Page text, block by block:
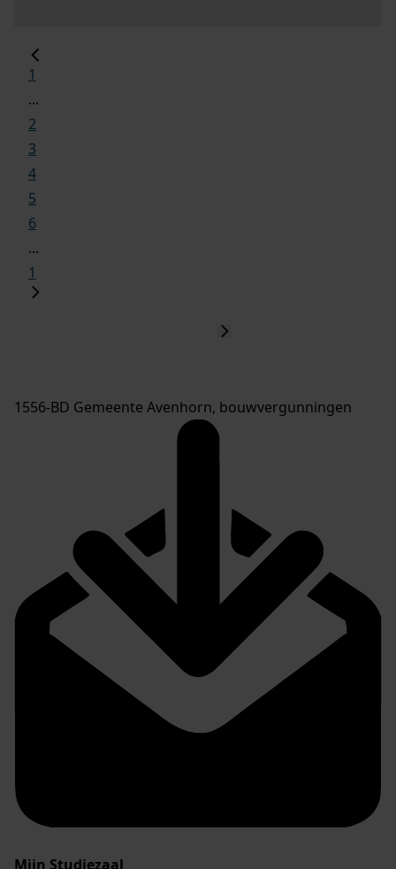
1
...
2
3
4
5
6
...
1
1556-BD Gemeente Avenhorn, bouwvergunningen
Mijn Studiezaal